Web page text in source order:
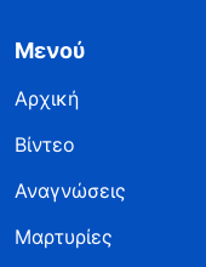
Μενού
Αρχική
Βίντεο
Αναγνώσεις
Μαρτυρίες